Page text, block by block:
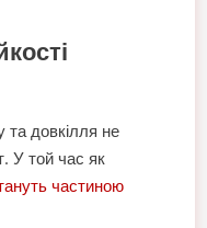
та довкілля не
У той час як
частиною